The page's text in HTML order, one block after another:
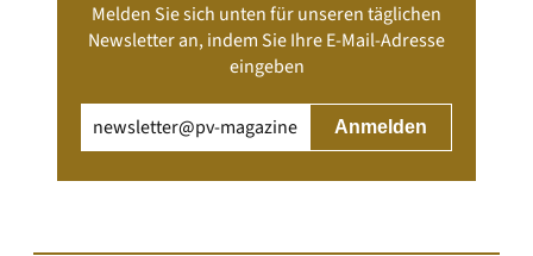
Melden Sie sich unten für unseren täglichen
Newsletter an, indem Sie Ihre E-Mail-Adresse
eingeben
(erforderlich)